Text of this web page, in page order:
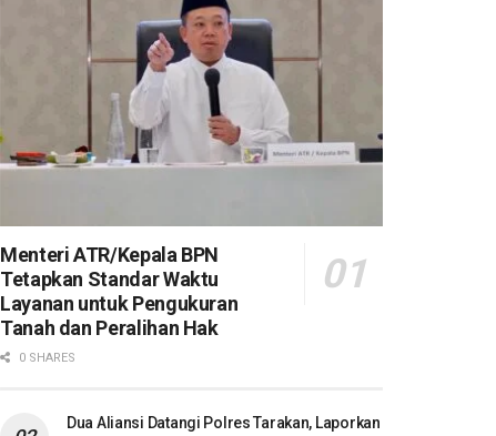
Menteri ATR/Kepala BPN
Tetapkan Standar Waktu
Layanan untuk Pengukuran
Tanah dan Peralihan Hak
0 SHARES
Dua Aliansi Datangi Polres Tarakan, Laporkan